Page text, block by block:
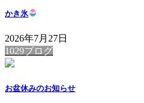
かき氷
2026年7月27日
1029ブログ
お盆休みのお知らせ